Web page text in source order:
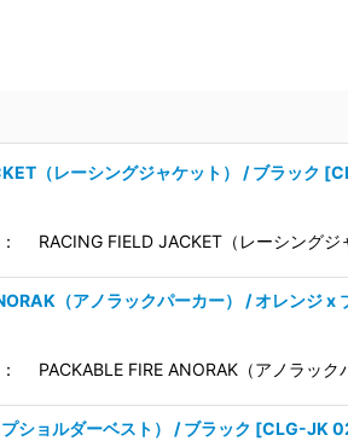
（レーシングジャケット） / ブラック [
RACING FIELD JACKET（レーシング
（アノラックパーカー） / オレンジ x
PACKABLE FIRE ANORAK（アノラッ
ショルダーベスト） / ブラック [CLG-JK